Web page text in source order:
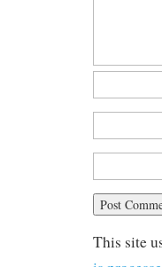
This site